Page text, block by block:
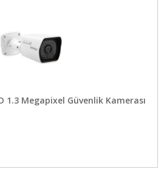
1.3 Megapixel Güvenlik Kamerası